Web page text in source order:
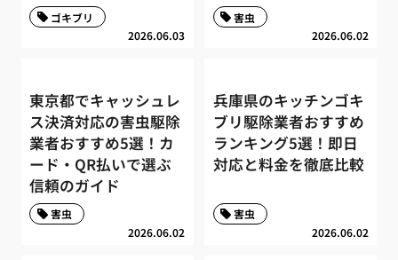
2026.06.03
ゴキブリ
2026.06.02
害虫
東京都でキャッシュレ
ス決済対応の害虫駆除
業者おすすめ5選！カ
ード・QR払いで選ぶ
信頼のガイド
2026.06.02
害虫
兵庫県のキッチンゴキ
ブリ駆除業者おすすめ
ランキング5選！即日
対応と料金を徹底比較
2026.06.02
害虫